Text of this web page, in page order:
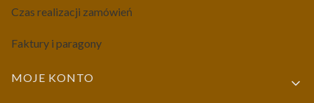
Czas realizacji zamówień
Faktury i paragony
MOJE KONTO